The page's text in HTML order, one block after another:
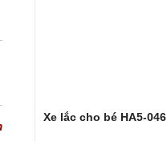
Xe lắc cho bé HA5-046